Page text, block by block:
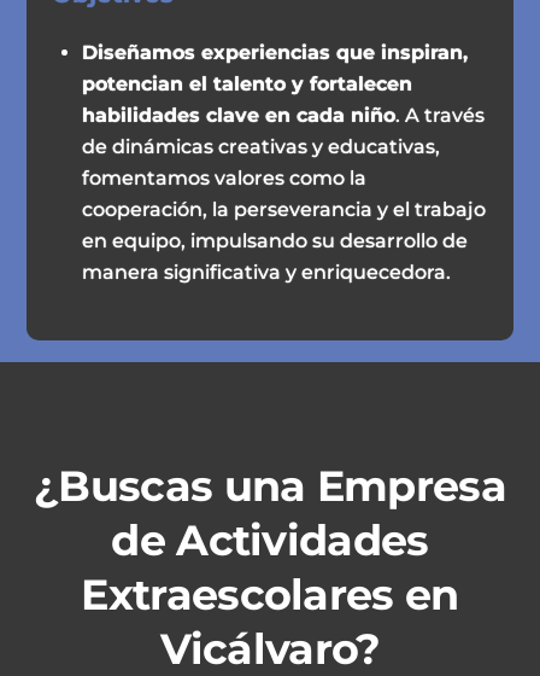
Diseñamos experiencias que inspiran,
potencian el talento y fortalecen
habilidades clave en cada niño. A través
de dinámicas creativas y educativas,
fomentamos valores como la
cooperación, la perseverancia y el trabajo
en equipo, impulsando su desarrollo de
manera significativa y enriquecedora.
¿Buscas una Empresa
de Actividades
Extraescolares en
Vicálvaro?